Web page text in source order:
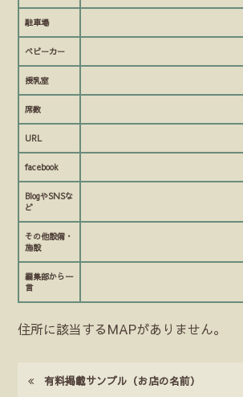
駐車場
ベビーカー
授乳室
席数
URL
facebook
BlogやSNSな
ど
その他設備・
施設
編集部から一
言
住所に該当するMAPがありません。
有料掲載サンプル（お店の名前）